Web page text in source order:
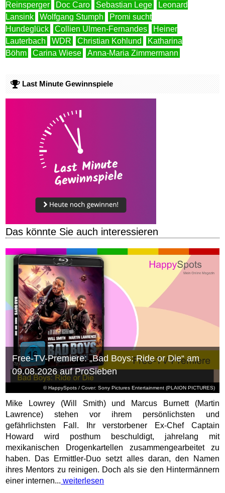
Reinsperger
Doc Caro Sebastian Lege
Leonard
Lansink
Wolfgang Stumph
Promi sucht
Hundeglück
Collien Ulmen-Fernandes
Heiner
Lauterbach
WDR Christian Kohlund
Katharina
Böhm
Carina Wiese Anna-Maria Zimmermann
Last Minute Gewinnspiele
Das könnte Sie auch interessieren
© HappySpots / Cover: Sony Pictures Entertainment (PLAION PICTURES)
Free-TV-Premiere: „Bad Boys: Ride or Die“ am
09.08.2026 auf ProSieben
Mike Lowrey (Will Smith) und Marcus Burnett (Martin
Lawrence) stehen vor ihrem persönlichsten und
gefährlichsten Fall. Ihr verstorbener Ex-Chef Captain
Howard wird posthum beschuldigt, jahrelang mit
mexikanischen Drogenkartellen zusammengearbeitet zu
haben. Das Ermittler-Duo setzt alles daran, den Namen
ihres Mentors zu reinigen. Doch als sie den Hintermännern
einer internen... weiterlesen